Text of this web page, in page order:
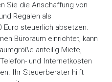
Sie die Anschaffung von
Regalen als
steuerlich absetzen.
Büroraum einrichtet, kann
anteilig Miete,
und Internetkosten
Ihr Steuerberater hilft